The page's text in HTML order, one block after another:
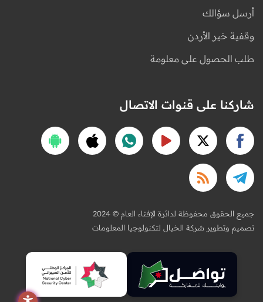
أرسل سؤالك
وقفية خير الأردن
طلب الحصول على معلومة
شاركنا على قنوات الاتصال
2024 © جميع الحقوق محفوظة لدائرة الإفتاء العام
تصميم وتطوير شركة الخيال لتكنولوجيا المعلومات